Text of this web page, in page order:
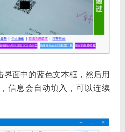
界面中的蓝色文本框，然后用
信息会自动填入，可以连续